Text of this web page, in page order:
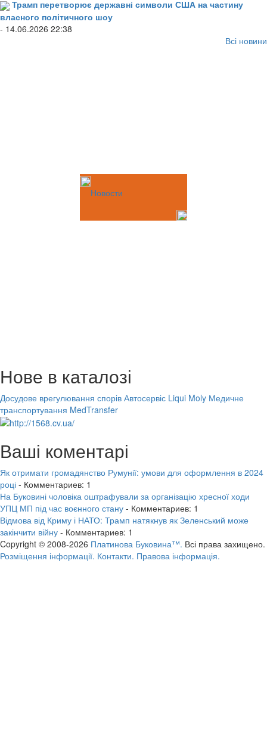
Трамп перетворює державні символи США на частину
власного політичного шоу
- 14.06.2026 22:38
Всі новини
Новости
Нове в каталозі
Досудове врегулювання спорів Автосервіс Liqui Moly Медичне
транспортування MedTransfer
Ваші коментарі
Як отримати громадянство Румунії: умови для оформлення в 2024
році - Комментариев: 1
На Буковині чоловіка оштрафували за організацію хресної ходи
УПЦ МП під час воєнного стану - Комментариев: 1
Відмова від Криму і НАТО: Трамп натякнув як Зеленський може
закінчити війну - Комментариев: 1
Copyright © 2008-2026 Платинова Буковина™. Всі права захищено.
Розміщення інформації. Контакти. Правова інформація.